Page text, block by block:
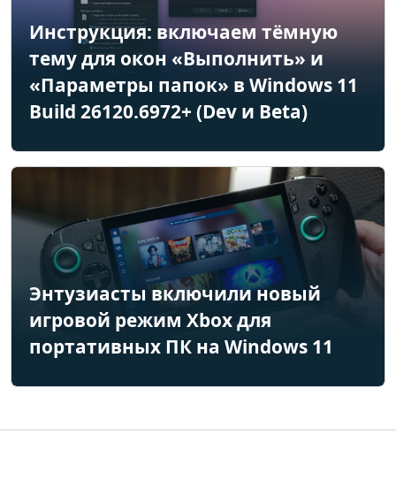
Инструкция: включаем тёмную
тему для окон «Выполнить» и
«Параметры папок» в Windows 11
Build 26120.6972+ (Dev и Beta)
Энтузиасты включили новый
игровой режим Xbox для
портативных ПК на Windows 11